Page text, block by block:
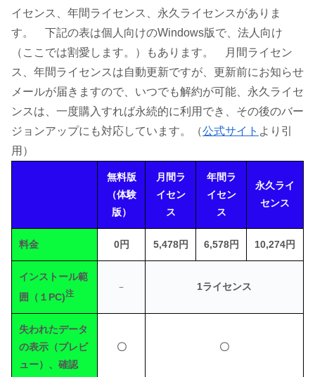
イセンス、年間ライセンス、永久ライセンスがありま
す。 下記の表は個人向けのWindows版で、法人向け
（ここでは割愛します。）もあります。 月間ライセン
ス、年間ライセンスは自動更新ですが、更新前にお知らせ
メールが届きますので、いつでも解約が可能、永久ライセ
ンスは、一度購入すれば永続的に利用でき、その後のバー
ジョンアップにも対応しています。（公式サイト より引
用）
無料版
（体験
版）
月間ラ
イセン
ス
年間ラ
イセン
ス
永久ライ
センス
料金 0円 5,478円 6,578円 10,274円
インストール範
囲（１PC)注
－ 1ライセンス
失われたデータ
の表示（プレビ
ュー）、確認
〇 〇